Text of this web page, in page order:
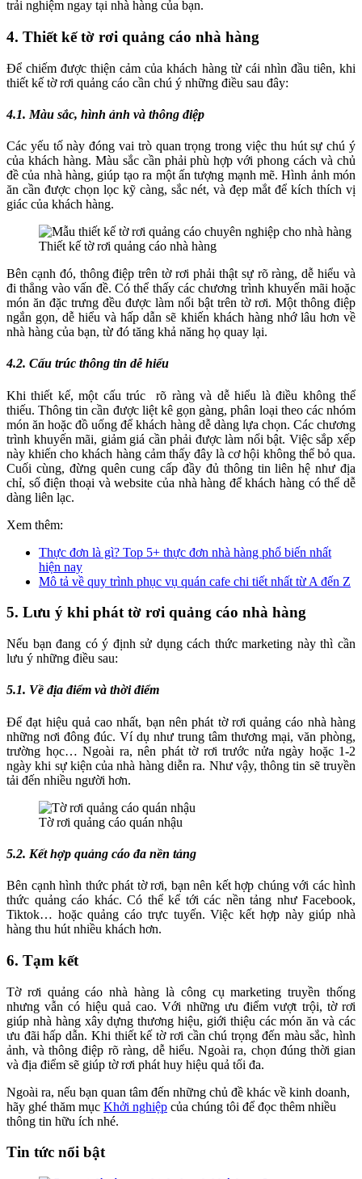
trải nghiệm ngay tại nhà hàng của bạn.
4. Thiết kế tờ rơi quảng cáo nhà hàng
Để chiếm được thiện cảm của khách hàng từ cái nhìn đầu tiên, khi
thiết kế tờ rơi quảng cáo cần chú ý những điều sau đây:
4.1. Màu sắc, hình ảnh và thông điệp
Các yếu tố này đóng vai trò quan trọng trong việc thu hút sự chú ý
của khách hàng. Màu sắc cần phải phù hợp với phong cách và chủ
đề của nhà hàng, giúp tạo ra một ấn tượng mạnh mẽ. Hình ảnh món
ăn cần được chọn lọc kỹ càng, sắc nét, và đẹp mắt để kích thích vị
giác của khách hàng.
Thiết kế tờ rơi quảng cáo nhà hàng
Bên cạnh đó, thông điệp trên tờ rơi phải thật sự rõ ràng, dễ hiểu và
đi thẳng vào vấn đề. Có thể thấy các chương trình khuyến mãi hoặc
món ăn đặc trưng đều được làm nổi bật trên tờ rơi. Một thông điệp
ngắn gọn, dễ hiểu và hấp dẫn sẽ khiến khách hàng nhớ lâu hơn về
nhà hàng của bạn, từ đó tăng khả năng họ quay lại.
4.2. Cấu trúc thông tin dễ hiểu
Khi thiết kế, một cấu trúc rõ ràng và dễ hiểu là điều không thể
thiếu. Thông tin cần được liệt kê gọn gàng, phân loại theo các nhóm
món ăn hoặc đồ uống để khách hàng dễ dàng lựa chọn. Các chương
trình khuyến mãi, giảm giá cần phải được làm nổi bật. Việc sắp xếp
này khiến cho khách hàng cảm thấy đây là cơ hội không thể bỏ qua.
Cuối cùng, đừng quên cung cấp đầy đủ thông tin liên hệ như địa
chỉ, số điện thoại và website của nhà hàng để khách hàng có thể dễ
dàng liên lạc.
Xem thêm:
Thực đơn là gì? Top 5+ thực đơn nhà hàng phổ biến nhất
hiện nay
Mô tả về quy trình phục vụ quán cafe chi tiết nhất từ A đến Z
5. Lưu ý khi phát tờ rơi quảng cáo nhà hàng
Nếu bạn đang có ý định sử dụng cách thức marketing này thì cần
lưu ý những điều sau:
5.1. Về địa điểm và thời điểm
Để đạt hiệu quả cao nhất, bạn nên phát tờ rơi quảng cáo nhà hàng
những nơi đông đúc. Ví dụ như trung tâm thương mại, văn phòng,
trường học… Ngoài ra, nên phát tờ rơi trước nửa ngày hoặc 1-2
ngày khi sự kiện của nhà hàng diễn ra. Như vậy, thông tin sẽ truyền
tải đến nhiều người hơn.
Tờ rơi quảng cáo quán nhậu
5.2. Kết hợp quảng cáo đa nền tảng
Bên cạnh hình thức phát tờ rơi, bạn nên kết hợp chúng với các hình
thức quảng cáo khác. Có thể kể tới các nền tảng như Facebook,
Tiktok… hoặc quảng cáo trực tuyến. Việc kết hợp này giúp nhà
hàng thu hút nhiều khách hơn.
6. Tạm kết
Tờ rơi quảng cáo nhà hàng là công cụ marketing truyền thống
nhưng vẫn có hiệu quả cao. Với những ưu điểm vượt trội, tờ rơi
giúp nhà hàng xây dựng thương hiệu, giới thiệu các món ăn và các
ưu đãi hấp dẫn. Khi thiết kế tờ rơi cần chú trọng đến màu sắc, hình
ảnh, và thông điệp rõ ràng, dễ hiểu. Ngoài ra, chọn đúng thời gian
và địa điểm sẽ giúp tờ rơi phát huy hiệu quả tối đa.
Ngoài ra, nếu bạn quan tâm đến những chủ đề khác về kinh doanh,
hãy ghé thăm mục Khởi nghiệp của chúng tôi để đọc thêm nhiều
thông tin hữu ích nhé.
Tin tức nổi bật